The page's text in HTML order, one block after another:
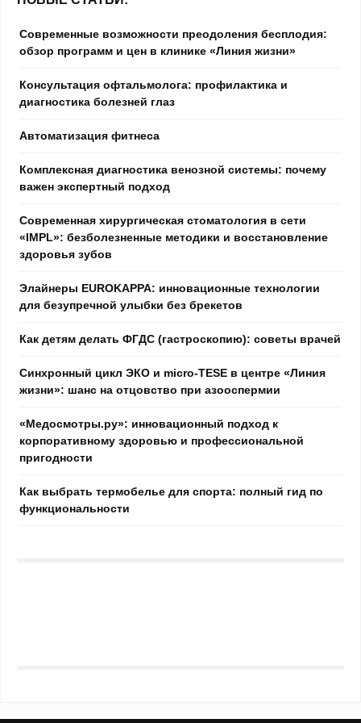
Современные возможности преодоления бесплодия:
обзор программ и цен в клинике «Линия жизни»
Консультация офтальмолога: профилактика и
диагностика болезней глаз
Автоматизация фитнеса
Комплексная диагностика венозной системы: почему
важен экспертный подход
Современная хирургическая стоматология в сети
«IMPL»: безболезненные методики и восстановление
здоровья зубов
Элайнеры EUROKAPPA: инновационные технологии
для безупречной улыбки без брекетов
Как детям делать ФГДС (гастроскопию): советы врачей
Синхронный цикл ЭКО и micro-TESE в центре «Линия
жизни»: шанс на отцовство при азооспермии
«Медосмотры.ру»: инновационный подход к
корпоративному здоровью и профессиональной
пригодности
Как выбрать термобелье для спорта: полный гид по
функциональности